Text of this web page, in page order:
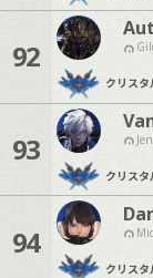
92
クリスタ
93
クリスタ
94
クリスタ